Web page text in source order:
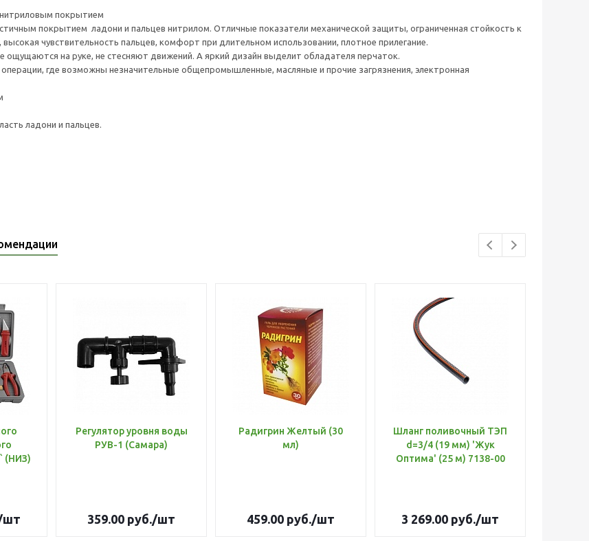
покрытием
покрытием ладони и пальцев нитрилом. Отличные показатели механической защиты, ограниченная стойкость к
чувствительность пальцев, комфорт при длительном использовании, плотное прилегание.
ощущаются на руке, не стесняют движений. А яркий дизайн выделит обладателя перчаток.
где возможны незначительные общепромышленные, масляные и прочие загрязнения, электронная
ладони и пальцев.
инструмента №5а` (НИЗ)
шт
Регулятор уровня воды
РУВ-1 (Самара)
359.00 руб./шт
Радигрин Желтый (30
мл)
459.00 руб./шт
Шланг поливочный ТЭП
d=3/4 (19 мм) 'Жук
Оптима' (25 м) 7138-00
3 269.00 руб./шт